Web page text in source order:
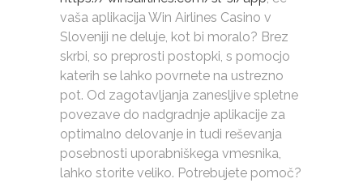
vaša aplikacija Win Airlines Casino v
Sloveniji ne deluje, kot bi moralo? Brez
skrbi, so preprosti postopki, s pomocjo
katerih se lahko povrnete na ustrezno
pot. Od zagotavljanja zanesljive spletne
povezave do nadgradnje aplikacije za
optimalno delovanje in tudi reševanja
posebnosti uporabniškega vmesnika,
lahko storite veliko. Potrebujete pomoč?